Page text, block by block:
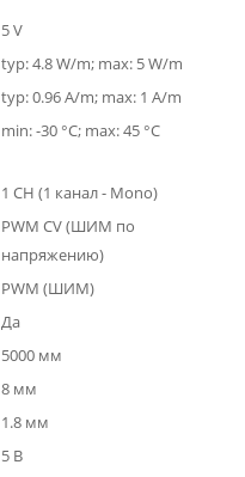
5 V
typ: 4.8 W/m; max: 5 W/m
typ: 0.96 A/m; max: 1 A/m
min: -30 °C; max: 45 °C
1 CH (1 канал - Mono)
PWM СV (ШИМ по
напряжению)
PWM (ШИМ)
Да
5000 мм
8 мм
1.8 мм
5 В